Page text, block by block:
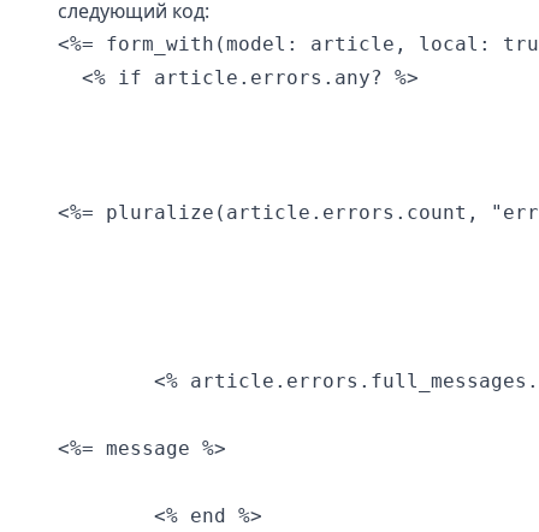
следующий код:
<%= form_with(model: article, local:
  <% if article.errors.any? %>
<%= pluralize(article.errors.count,
<%
<%= message %>
        <% end %>